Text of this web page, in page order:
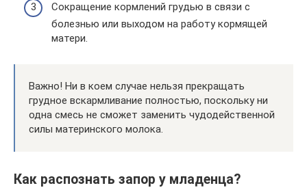
Сокращение кормлений грудью в связи с
болезнью или выходом на работу кормящей
матери.
Важно! Ни в коем случае нельзя прекращать
грудное вскармливание полностью, поскольку ни
одна смесь не сможет заменить чудодейственной
силы материнского молока.
Как распознать запор у младенца?